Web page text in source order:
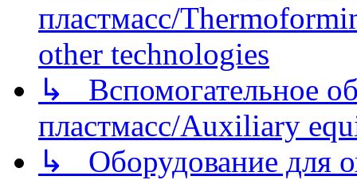
пластмасс/
other technologies
↳ Вспомогательное
пластмасс/Auxiliary
↳ Оборудование для